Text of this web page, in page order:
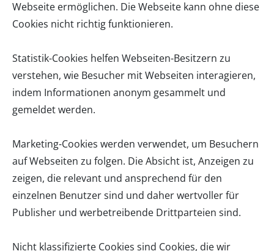
Webseite ermöglichen. Die Webseite kann ohne diese
Cookies nicht richtig funktionieren.
Statistik-Cookies helfen Webseiten-Besitzern zu
verstehen, wie Besucher mit Webseiten interagieren,
indem Informationen anonym gesammelt und
gemeldet werden.
Marketing-Cookies werden verwendet, um Besuchern
auf Webseiten zu folgen. Die Absicht ist, Anzeigen zu
zeigen, die relevant und ansprechend für den
einzelnen Benutzer sind und daher wertvoller für
Publisher und werbetreibende Drittparteien sind.
Nicht klassifizierte Cookies sind Cookies, die wir